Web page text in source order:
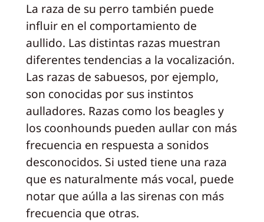
La raza de su perro también puede
influir en el comportamiento de
aullido. Las distintas razas muestran
diferentes tendencias a la vocalización.
Las razas de sabuesos, por ejemplo,
son conocidas por sus instintos
aulladores. Razas como los beagles y
los coonhounds pueden aullar con más
frecuencia en respuesta a sonidos
desconocidos. Si usted tiene una raza
que es naturalmente más vocal, puede
notar que aúlla a las sirenas con más
frecuencia que otras.